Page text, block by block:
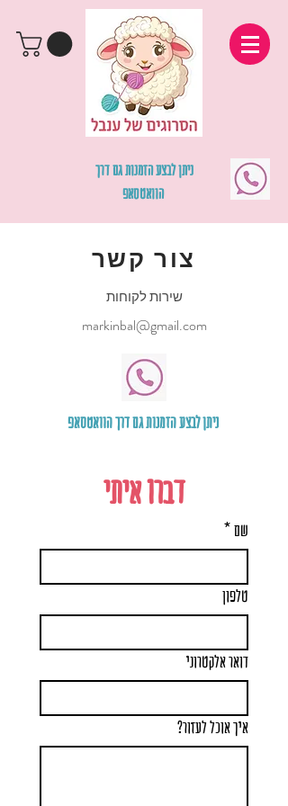
ניתן לבצע הזמנות גם דרך
הוואטסאפ
צור קשר
שירות לקוחות
markinbal@gmail.com
ניתן לבצע הזמנות גם דרך הוואטסאפ
דברו איתי
שם*
טלפון
דואר אלקטרוני
איך אוכל לעזור?